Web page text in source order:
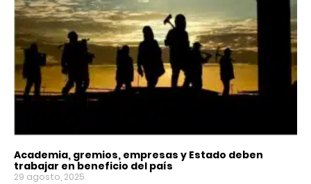
Academia, gremios, empresas y Estado deben
trabajar en beneficio del país
29 agosto, 2025